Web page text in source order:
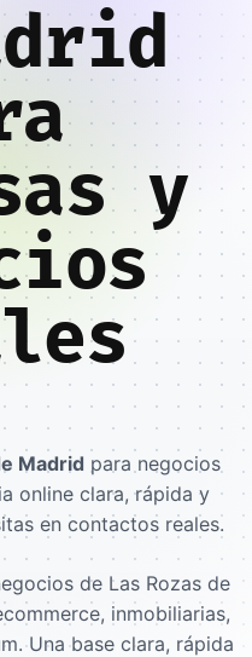
y
Madrid para negocios
online clara, rápida y
en contactos reales.
de Las Rozas de
inmobiliarias,
Una base clara, rápida